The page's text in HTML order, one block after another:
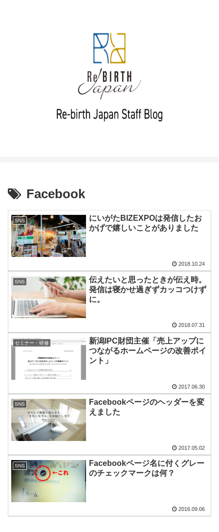
Facebook
SNS
にいがたBIZEXPOは発信したお
かげで嬉しいことがありました
2018.10.24
SNS
伝えたいと思ったときが伝え時。
発信は寝かせ過ぎずカッコつけず
に。
2018.07.31
セミナー・研修
新潟IPC財団主催「売上アップに
つながるホームページの改善ポイ
ント」
2017.06.30
SNS
Facebookページのヘッダーを変
えました
2017.05.02
SNS
Facebookページ名に付くグレー
のチェックマークは何？
2016.09.06